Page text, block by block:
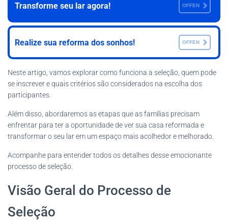
N
Transforme seu lar agora! OFFEN
Realize sua reforma dos sonhos! OFFEN
Neste artigo, vamos explorar como funciona a seleção, quem pode
se inscrever e quais critérios são considerados na escolha dos
participantes.
Além disso, abordaremos as etapas que as famílias precisam
enfrentar para ter a oportunidade de ver sua casa reformada e
transformar o seu lar em um espaço mais acolhedor e melhorado.
Acompanhe para entender todos os detalhes desse emocionante
processo de seleção.
Visão Geral do Processo de
Seleção